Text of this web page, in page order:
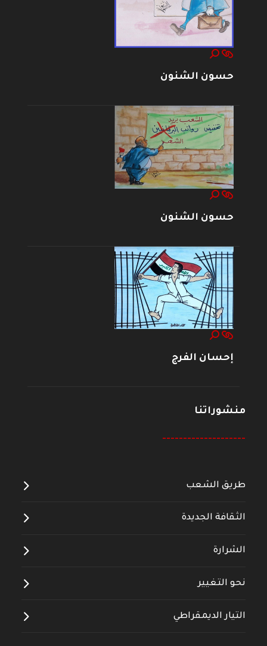
حسون الشنون
حسون الشنون
إحسان الفرج
منشوراتنا
--------------------
طريق الشعب
الثقافة الجديدة
الشرارة
نحو التغيير
التيار الديمقراطي